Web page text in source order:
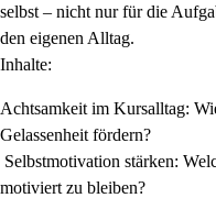
selbst – nicht nur für die
den eigenen Alltag.
Inhalte:
Achtsamkeit im Kursalltag:
Gelassenheit fördern?
Selbstmotivation stärken:
motiviert zu bleiben?